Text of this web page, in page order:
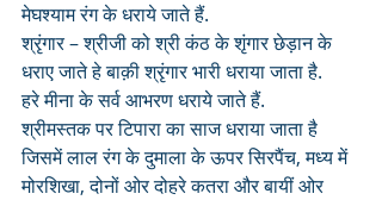
मेघश्याम रंग के धराये जाते हैं.
श्रृंगार – श्रीजी को श्री कंठ के शृंगार छेड़ान के
धराए जाते हे बाक़ी श्रृंगार भारी धराया जाता है.
हरे मीना के सर्व आभरण धराये जाते हैं.
श्रीमस्तक पर टिपारा का साज धराया जाता है
जिसमें लाल रंग के दुमाला के ऊपर सिरपैंच, मध्य में
मोरशिखा, दोनों ओर दोहरे कतरा और बायीं ओर